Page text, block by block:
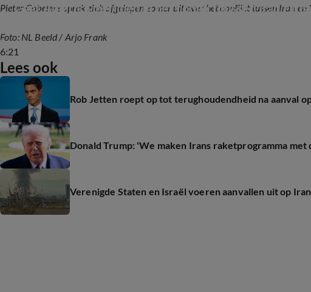
Pieter Cobelens sprak zich afgelopen zomer uit over het conflict tussen Iran
6:21
Gaat Amerika ingrijpen in het conflict tussen Iran en
Foto: NL Beeld / Arjo Frank
Lees ook
Rob Jetten roept op tot terughoudendheid na aanval
Donald Trump: 'We maken Irans raketprogramma met
Verenigde Staten en Israël voeren aanvallen uit op Iran